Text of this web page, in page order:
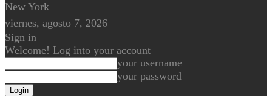
New York
viernes, agosto 7, 2026
Sign in
Welcome! Log into your account
your username
your password